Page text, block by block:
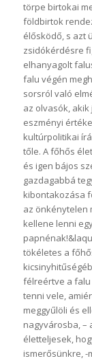
törpe birtokai
földbirtok
élősködő, s azt
zsidókérdésre
elhanyagolt
falu végén
sorsról való
az olvasók,
eszményi
kultúrpolitikai
tőle. A főhős
és igen bájos
gazdagabbá
kibontakozása
az önkénytelen
kellene lenni
tökéletes a
félreértve a
tenni vele,
meggyűlöli és
nagyvárosba, –
életteljesek,
ismerősünkre, -